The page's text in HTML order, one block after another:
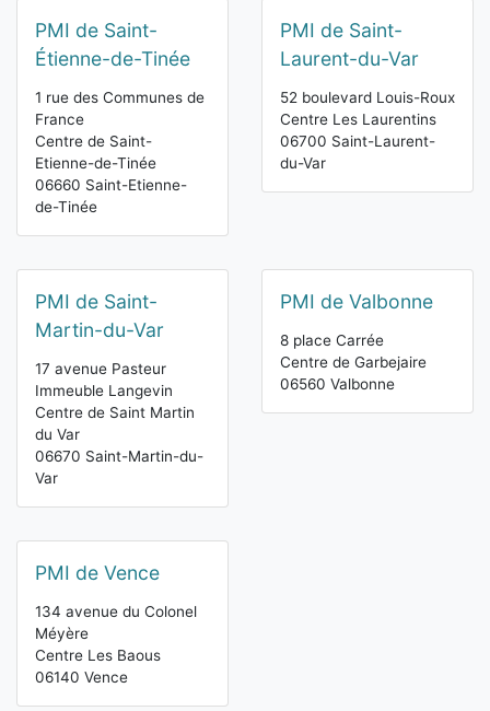
PMI de Saint-
Étienne-de-Tinée
1 rue des Communes de
France
Centre de Saint-
Etienne-de-Tinée
06660 Saint-Etienne-
de-Tinée
PMI de Saint-
Laurent-du-Var
52 boulevard Louis-Roux
Centre Les Laurentins
06700 Saint-Laurent-
du-Var
PMI de Saint-
Martin-du-Var
17 avenue Pasteur
Immeuble Langevin
Centre de Saint Martin
du Var
06670 Saint-Martin-du-
Var
PMI de Valbonne
8 place Carrée
Centre de Garbejaire
06560 Valbonne
PMI de Vence
134 avenue du Colonel
Méyère
Centre Les Baous
06140 Vence